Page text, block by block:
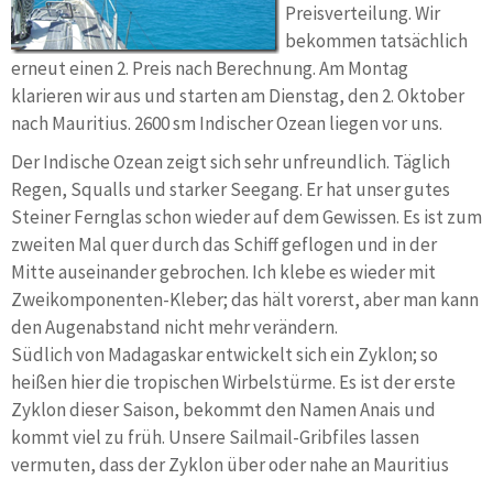
Preisverteilung. Wir
bekommen tatsächlich
erneut einen 2. Preis nach Berechnung. Am Montag
klarieren wir aus und starten am Dienstag, den 2. Oktober
nach Mauritius. 2600 sm Indischer Ozean liegen vor uns.
Der Indische Ozean zeigt sich sehr unfreundlich. Täglich
Regen, Squalls und starker Seegang. Er hat unser gutes
Steiner Fernglas schon wieder auf dem Gewissen. Es ist zum
zweiten Mal quer durch das Schiff geflogen und in der
Mitte auseinander gebrochen. Ich klebe es wieder mit
Zweikomponenten-Kleber; das hält vorerst, aber man kann
den Augenabstand nicht mehr verändern.
Südlich von Madagaskar entwickelt sich ein Zyklon; so
heißen hier die tropischen Wirbelstürme. Es ist der erste
Zyklon dieser Saison, bekommt den Namen Anais und
kommt viel zu früh. Unsere Sailmail-Gribfiles lassen
vermuten, dass der Zyklon über oder nahe an Mauritius